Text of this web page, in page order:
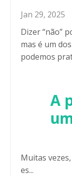
Jan 29, 2025
Dizer “não”
mas é um
podemos
A
Muitas
es...